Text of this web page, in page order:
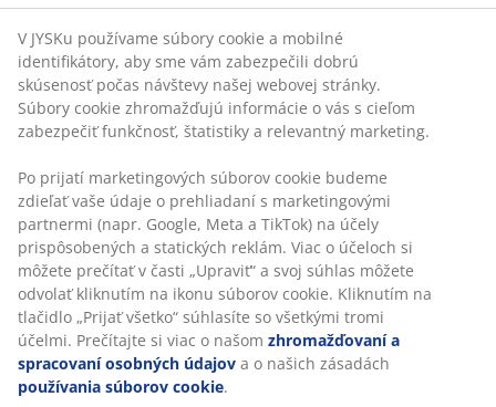
Náplň z 90 % husieho páperia a 10 % husích pierok vo
vonkajších komorách a 85 % husích pierok a 15 %
husieho páperia vo vnútornej komore, 1130 g. Husto
prešívaný poťah zo 100 % bavlneného batistu je
ošetrený s biocídnym prípravkom GREENFIRST®.
Nosnosť 725/375. Pranie na 60 °C.
Tento produkt je ošetrený biocídnym prípravkom
GREENFIRST®, ktorý obsahuje účinnú látku Geraniol.
Ošetrenie Geraniolom má protiroztočové účinky.
Geraniol je klasifikovaný ako látka senzibilizujúca kožu
a treba zabrániť jeho priamemu kontaktu s pokožkou.
Produkt vždy prekryte posteľnou bielizňou, ako sú
obliečky na paplóny, plachty a obliečky na vankúše.
V JYSKu používame súbory cookie a mobilné
identifikátory, aby sme vám zabezpečili dobrú
skúsenosť počas návštevy našej webovej stránky.
Súbory cookie zhromažďujú informácie o vás s cieľom
zabezpečiť funkčnosť, štatistiky a relevantný marketing.
zdieľať vaše údaje o prehliadaní s marketingovými
partnermi (napr. Google, Meta a TikTok) na účely
prispôsobených a statických reklám. Viac o účeloch si
môžete prečítať v časti „Upraviť“ a svoj súhlas môžete
odvolať kliknutím na ikonu súborov cookie. Kliknutím
na tlačidlo „Prijať všetko“ súhlasíte so všetkými tromi
účelmi. Prečítajte si viac o našomzhromažďovaní a
spracovaní osobných údajova o našich zásadách
používania súborov cookie.